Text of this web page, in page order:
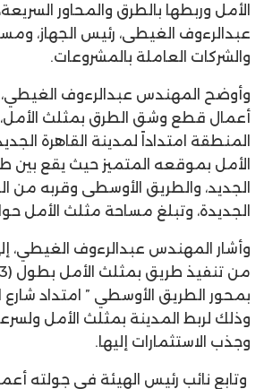
الأمل وربطها بالطرق والمحاور
عبدالرءوف الغيطى، رئيس الجهاز،
والشركات العاملة بالمشروعات.
وأوضح المهندس عبدالرءوف الغيطي،
أعمال قطع وشق الطرق بمثلث الأمل،
المنطقة امتداداً لمدينة القاهرة
الأمل بموقعه المتميز حيث يقع بين
الجديد، والطريق الأوسطى وقربه من
الجديدة، وتبلغ مساحة مثلث الأمل حوالي 4800
وأشار المهندس عبدالرءوف الغيطي،
بمحور الطريق الأوسطي ” امتداد شارع
وذلك لربط المدينة بمثلث الأمل
وجذب الاستثمارات إليها.
وتابع نائب رئيس الهيئة في جولته